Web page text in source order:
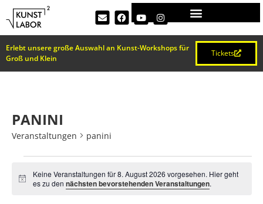
Erlebt unsere große Auswahl an Kunst-Workshops für
Groß und Klein
Tickets
PANINI
Veranstaltungen panini
Hinweis
Keine Veranstaltungen für 8. August 2026 vorgesehen. Hier geht
es zu den nächsten bevorstehenden Veranstaltungen.